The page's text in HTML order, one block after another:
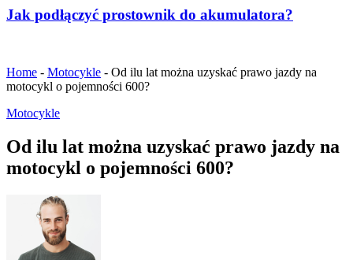
Jak podłączyć prostownik do akumulatora?
Home - Motocykle - Od ilu lat można uzyskać prawo jazdy na
motocykl o pojemności 600?
Motocykle
Od ilu lat można uzyskać prawo jazdy na
motocykl o pojemności 600?